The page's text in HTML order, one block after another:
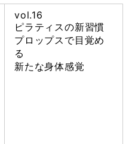
vol.16
ピラティスの新習慣
プロップスで目覚め
る
新たな身体感覚